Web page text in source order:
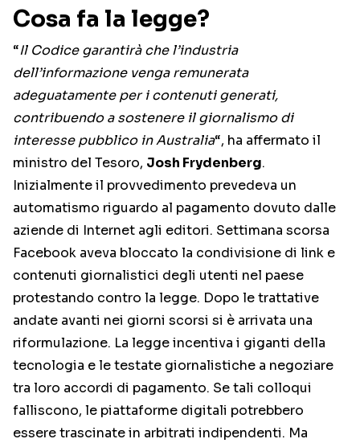
Cosa fa la legge?
“Il Codice garantirà che l’industria
dell’informazione venga remunerata
adeguatamente per i contenuti generati,
contribuendo a sostenere il giornalismo di
interesse pubblico in Australia“, ha affermato il
ministro del Tesoro, Josh Frydenberg.
Inizialmente il provvedimento prevedeva un
automatismo riguardo al pagamento dovuto dalle
aziende di Internet agli editori. Settimana scorsa
Facebook aveva bloccato la condivisione di link e
contenuti giornalistici degli utenti nel paese
protestando contro la legge. Dopo le trattative
andate avanti nei giorni scorsi si è arrivata una
riformulazione. La legge incentiva i giganti della
tecnologia e le testate giornalistiche a negoziare
tra loro accordi di pagamento. Se tali colloqui
falliscono, le piattaforme digitali potrebbero
essere trascinate in arbitrati indipendenti. Ma